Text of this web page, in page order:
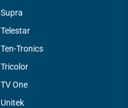
Supra
Telestar
Ten-Tronics
Tricolor
TV One
Unitek